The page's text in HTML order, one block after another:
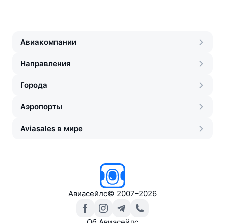
Авиакомпании
Направления
Города
Аэропорты
Aviasales в мире
Авиасейлс© 2007–2026